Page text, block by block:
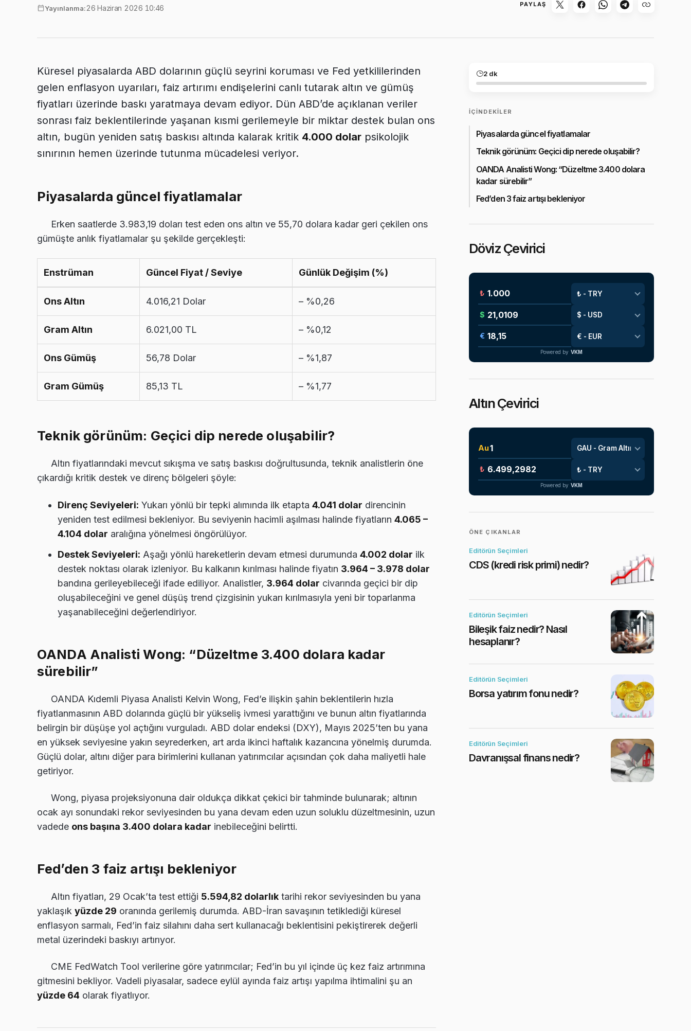
Yayınlanma:26 Haziran 2026 10:46 PAYLAŞ
Küresel piyasalarda ABD dolarının güçlü seyrini koruması ve Fed yetkililerinden
gelen enflasyon uyarıları, faiz artırımı endişelerini canlı tutarak altın ve gümüş
fiyatları üzerinde baskı yaratmaya devam ediyor. Dün ABD’de açıklanan veriler
sonrası faiz beklentilerinde yaşanan kısmi gerilemeyle bir miktar destek bulan ons
altın, bugün yeniden satış baskısı altında kalarak kritik 4.000 dolar psikolojik
sınırının hemen üzerinde tutunma mücadelesi veriyor.
Piyasalarda güncel fiyatlamalar
Erken saatlerde 3.983,19 doları test eden ons altın ve 55,70 dolara kadar geri çekilen ons
gümüşte anlık fiyatlamalar şu şekilde gerçekleşti:
Enstrüman Güncel Fiyat / Seviye Günlük Değişim (%)
Ons Altın 4.016,21 Dolar – %0,26
Gram Altın 6.021,00 TL – %0,12
Ons Gümüş 56,78 Dolar – %1,87
Gram Gümüş 85,13 TL – %1,77
Teknik görünüm: Geçici dip nerede oluşabilir?
Altın fiyatlarındaki mevcut sıkışma ve satış baskısı doğrultusunda, teknik analistlerin öne
çıkardığı kritik destek ve direnç bölgeleri şöyle:
Direnç Seviyeleri: Yukarı yönlü bir tepki alımında ilk etapta 4.041 dolar direncinin
yeniden test edilmesi bekleniyor. Bu seviyenin hacimli aşılması halinde fiyatların 4.065 –
4.104 dolar aralığına yönelmesi öngörülüyor.
Destek Seviyeleri: Aşağı yönlü hareketlerin devam etmesi durumunda 4.002 dolar ilk
destek noktası olarak izleniyor. Bu kalkanın kırılması halinde fiyatın 3.964 – 3.978 dolar
bandına gerileyebileceği ifade ediliyor. Analistler, 3.964 dolar civarında geçici bir dip
oluşabileceğini ve genel düşüş trend çizgisinin yukarı kırılmasıyla yeni bir toparlanma
yaşanabileceğini değerlendiriyor.
OANDA Analisti Wong: “Düzeltme 3.400 dolara kadar
sürebilir”
OANDA Kıdemli Piyasa Analisti Kelvin Wong, Fed’e ilişkin şahin beklentilerin hızla
fiyatlanmasının ABD dolarında güçlü bir yükseliş ivmesi yarattığını ve bunun altın fiyatlarında
belirgin bir düşüşe yol açtığını vurguladı. ABD dolar endeksi (DXY), Mayıs 2025’ten bu yana
en yüksek seviyesine yakın seyrederken, art arda ikinci haftalık kazancına yönelmiş durumda.
Güçlü dolar, altını diğer para birimlerini kullanan yatırımcılar açısından çok daha maliyetli hale
getiriyor.
Wong, piyasa projeksiyonuna dair oldukça dikkat çekici bir tahminde bulunarak; altının
ocak ayı sonundaki rekor seviyesinden bu yana devam eden uzun soluklu düzeltmesinin, uzun
vadede ons başına 3.400 dolara kadar inebileceğini belirtti.
Fed’den 3 faiz artışı bekleniyor
Altın fiyatları, 29 Ocak’ta test ettiği 5.594,82 dolarlık tarihi rekor seviyesinden bu yana
yaklaşık yüzde 29 oranında gerilemiş durumda. ABD-İran savaşının tetiklediği küresel
enflasyon sarmalı, Fed’in faiz silahını daha sert kullanacağı beklentisini pekiştirerek değerli
metal üzerindeki baskıyı artırıyor.
CME FedWatch Tool verilerine göre yatırımcılar; Fed’in bu yıl içinde üç kez faiz artırımına
gitmesini bekliyor. Vadeli piyasalar, sadece eylül ayında faiz artışı yapılma ihtimalini şu an
yüzde 64 olarak fiyatlıyor.
2 dk
İÇINDEKILER
Piyasalarda güncel fiyatlamalar
Teknik görünüm: Geçici dip nerede oluşabilir?
OANDA Analisti Wong: “Düzeltme 3.400 dolara
kadar sürebilir”
Fed’den 3 faiz artışı bekleniyor
Döviz Çevirici
₺
$
€
Powered by VKM
Altın Çevirici
Au
₺
Powered by VKM
ÖNE ÇIKANLAR
Editörün Seçimleri
CDS (kredi risk primi) nedir?
Editörün Seçimleri
Bileşik faiz nedir? Nasıl
hesaplanır?
Editörün Seçimleri
Borsa yatırım fonu nedir?
Editörün Seçimleri
Davranışsal finans nedir?